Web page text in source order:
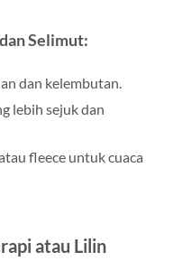
Selimut:
dan kelembutan.
lebih sejuk dan
fleece untuk cuaca
atau Lilin